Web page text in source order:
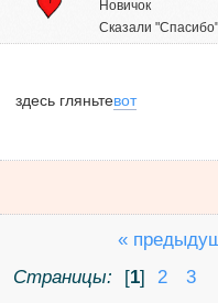
Новичок
Сказали
здесь гляньтевот
«
Страницы:
[1] 2 3